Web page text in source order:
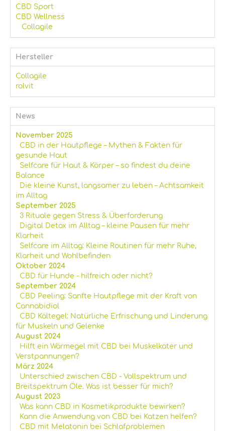
CBD Sport
CBD Wellness
Collagile
Hersteller
Collagile
rolvit
News
November 2025
CBD in der Hautpflege – Mythen & Fakten für
gesunde Haut
Selfcare für Haut & Körper – so findest du deine
Balance
Die kleine Kunst, langsamer zu leben – Achtsamkeit
im Alltag
September 2025
3 Rituale gegen Stress & Überforderung
Digital Detox im Alltag – kleine Pausen für mehr
Klarheit
Selfcare im Alltag: Kleine Routinen für mehr Ruhe,
Klarheit und Wohlbefinden
Oktober 2024
CBD für Hunde - hilfreich oder nicht?
September 2024
CBD Peeling: Sanfte Hautpflege mit der Kraft von
Cannabidiol
CBD Kältegel: Natürliche Erfrischung und Linderung
für Muskeln und Gelenke
August 2024
Hilft ein Wärmegel mit CBD bei Muskelkater und
Verstpannungen?
März 2024
Unterschied zwischen CBD - Vollspektrum und
Breitspektrum Öle. Was ist besser für mich?
August 2023
Was kann CBD in Kosmetikprodukte bewirken?
Kann die Anwendung von CBD bei Katzen helfen?
CBD mit Melatonin bei Schlafproblemen